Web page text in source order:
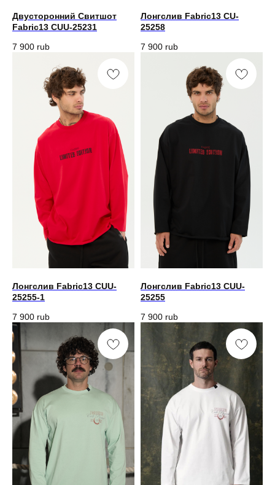
Двусторонний Свитшот
Fabric13 CUU-25231
7 900 rub
Лонгслив Fabric13 CU-
25258
7 900 rub
Лонгслив Fabric13 CUU-
25255-1
7 900 rub
Лонгслив Fabric13 CUU-
25255
7 900 rub